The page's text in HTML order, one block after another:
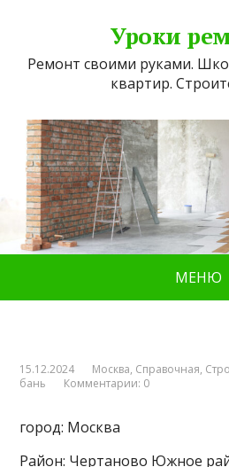
Уроки
Ремонт своими руками.
квартир.
МЕНЮ
15.12.2024 Москва, Справочная,
бань
Комментарии: 0
город: Москва
Район: Чертаново Южное